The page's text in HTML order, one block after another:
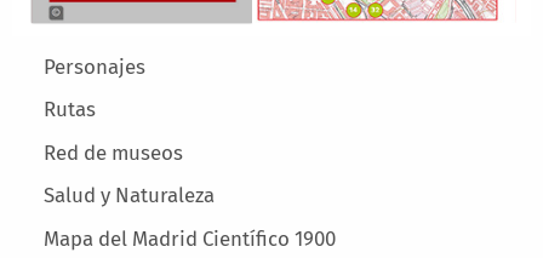
Main menu
Personajes
Rutas
Red de museos
Salud y Naturaleza
Mapa del Madrid Científico 1900